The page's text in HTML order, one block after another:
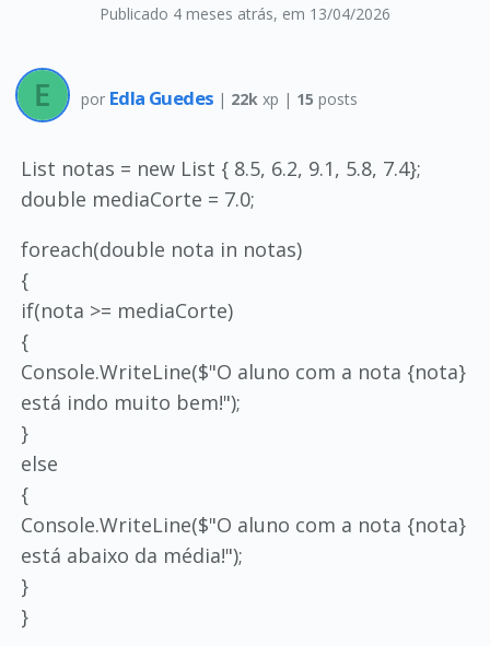
Publicado 4 meses atrás, em 13/04/2026
por Edla Guedes | 22k xp | 15 posts
List notas = new List { 8.5, 6.2, 9.1, 5.8, 7.4};
double mediaCorte = 7.0;
foreach(double nota in notas)
{
if(nota >= mediaCorte)
{
Console.WriteLine($"O aluno com a nota {nota}
está indo muito bem!");
}
else
{
Console.WriteLine($"O aluno com a nota {nota}
está abaixo da média!");
}
}